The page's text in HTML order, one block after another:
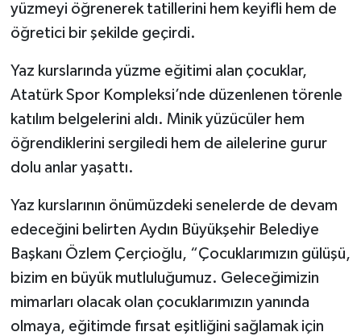
yüzmeyi öğrenerek tatillerini hem keyifli hem de
öğretici bir şekilde geçirdi.
Yaz kurslarında yüzme eğitimi alan çocuklar,
Atatürk Spor Kompleksi’nde düzenlenen törenle
katılım belgelerini aldı. Minik yüzücüler hem
öğrendiklerini sergiledi hem de ailelerine gurur
dolu anlar yaşattı.
Yaz kurslarının önümüzdeki senelerde de devam
edeceğini belirten Aydın Büyükşehir Belediye
Başkanı Özlem Çerçioğlu, “Çocuklarımızın gülüşü,
bizim en büyük mutluluğumuz. Geleceğimizin
mimarları olacak olan çocuklarımızın yanında
olmaya, eğitimde fırsat eşitliğini sağlamak için